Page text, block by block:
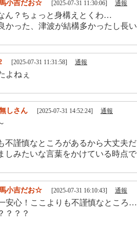
小吉だお☆ [2025-07-31 11:30:06] 通報
ん？ちょっと身構えとくわ…
かった、津波が結構多かったし長
[2025-07-31 11:31:58] 通報
よねぇ
しさん [2025-07-31 14:52:24] 通報
不謹慎なところがあるから大丈夫
しみたいな言葉をかけている時点
小吉だお☆ [2025-07-31 16:10:43] 通報
安心！ここよりも不謹慎なところ
？？？